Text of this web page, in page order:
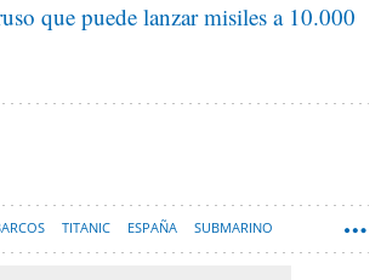
que puede lanzar misiles a 10.000
TITANIC ESPAÑA SUBMARINO